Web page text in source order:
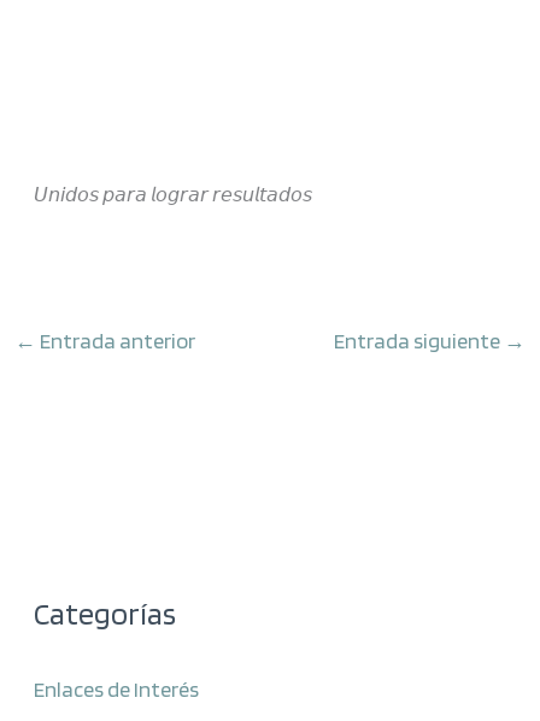
𝘜𝘯𝘪𝘥𝘰𝘴 𝘱𝘢𝘳𝘢 𝘭𝘰𝘨𝘳𝘢𝘳 𝘳𝘦𝘴𝘶𝘭𝘵𝘢𝘥𝘰𝘴
← Entrada anterior Entrada siguiente →
Categorías
Enlaces de Interés